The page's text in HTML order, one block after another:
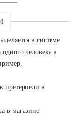
в системе
одного человека в
претерпели в
в магазине